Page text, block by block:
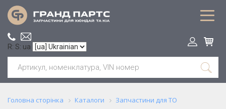
R: S: ua
Головна сторінка Каталоги
Запчастини для ТО